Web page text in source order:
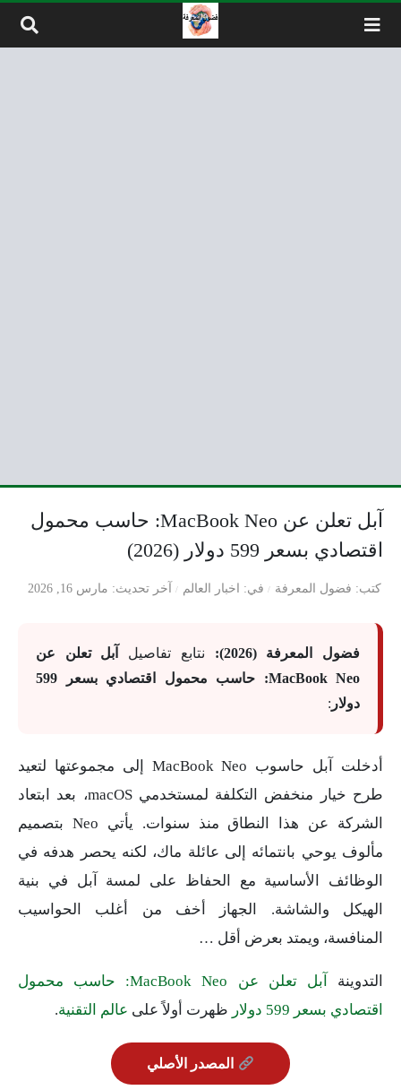
آبل تعلن عن MacBook Neo: حاسب محمول
اقتصادي بسعر 599 دولار (2026)
كتب فضول المعرفة في اخبار العالم آخر تحديث مارس 16, 2026
فضول المعرفة (2026): نتابع تفاصيل
آبل تعلن عن
MacBook Neo: حاسب محمول اقتصادي بسعر 599
دولار :
أدخلت آبل حاسوب MacBook Neo إلى مجموعتها لتعيد
طرح خيار منخفض التكلفة لمستخدمي macOS، بعد ابتعاد
الشركة عن هذا النطاق منذ سنوات. يأتي Neo بتصميم
مألوف يوحي بانتمائه إلى عائلة ماك، لكنه يحصر هدفه في
الوظائف الأساسية مع الحفاظ على لمسة آبل في بنية
الهيكل والشاشة. الجهاز أخف من أغلب الحواسيب
المنافسة، ويمتد بعرض أقل …
التدوينة
آبل تعلن عن MacBook Neo: حاسب محمول
اقتصادي بسعر 599 دولار
ظهرت أولاً على عالم التقنية.
المصدر الأصلي